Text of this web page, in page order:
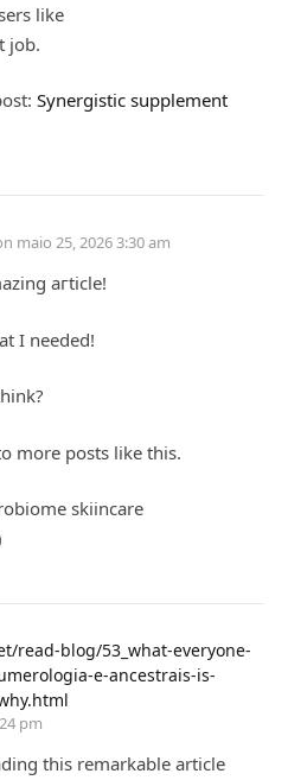
like
job.
Synergistic supplement
maio 25, 2026 3:30 am
aгticle!
I needed!
more posts like this.
skiincare
read-blog/53_what-everyone-
e-ancestrais-is-
pm
this remarkable article